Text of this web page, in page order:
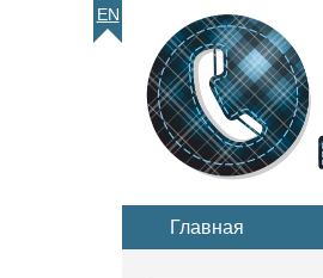
EN
Главная